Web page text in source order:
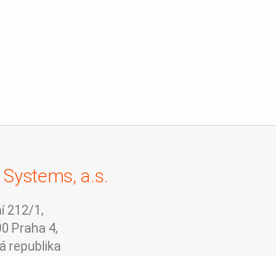
a.s.
212/1,
Praha 4,
republika